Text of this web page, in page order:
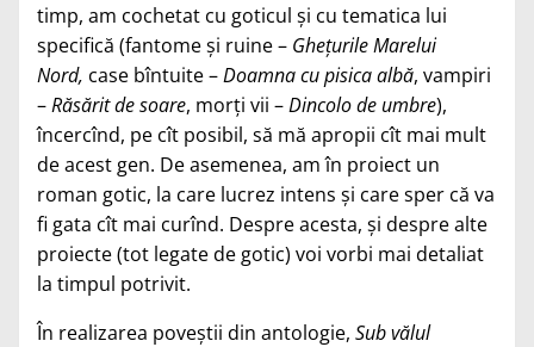
timp, am cochetat cu goticul şi cu tematica lui
specifică (fantome şi ruine – Gheţurile Marelui
Nord, case bîntuite –Doamna cu pisica albă, vampiri
–Răsărit de soare, morţi vii –Dincolo de umbre),
încercînd, pe cît posibil, să mă apropii cît mai mult
de acest gen. De asemenea, am în proiect un
roman gotic, la care lucrez intens şi care sper că va
fi gata cît mai curînd. Despre acesta, şi despre alte
proiecte (tot legate de gotic) voi vorbi mai detaliat
la timpul potrivit.
În realizarea poveştii din antologie, Sub vălul